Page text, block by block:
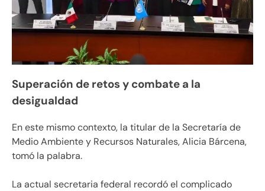
Superación de retos y combate a la
desigualdad
En este mismo contexto, la titular de la Secretaría de
Medio Ambiente y Recursos Naturales, Alicia Bárcena,
tomó la palabra.
La actual secretaria federal recordó el complicado